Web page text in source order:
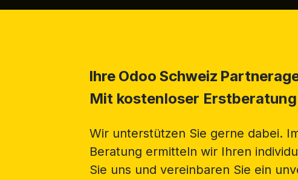
Ihre Odoo Schweiz
Mit kostenloser
Wir unterstützen Sie gerne dabei.
Beratung ermitteln wir Ihren
Sie uns und vereinbaren Sie ein